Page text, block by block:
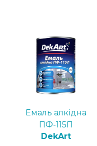
Емаль алкідна
ПФ-115П
DekArt